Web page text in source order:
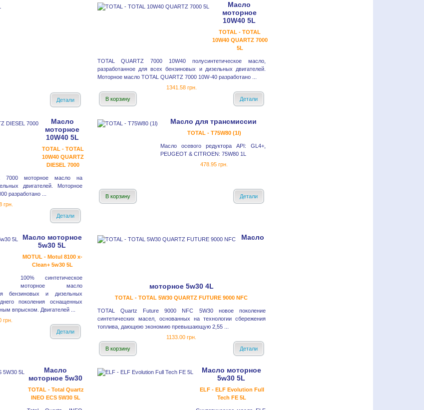
Детали
Масло
моторное
10W40 5L
TOTAL - TOTAL
10W40 QUARTZ 7000
5L
TOTAL QUARTZ 7000 10W40 полусинтетическое масло,
разработанное для всех бензиновых и дизельных двигателей.
Моторное масло TOTAL QUARTZ 7000 10W-40 разработано ...
1341.58 грн.
В корзину
Детали
Масло
моторное
10W40 5L
TOTAL - TOTAL
10W40 QUARTZ
DIESEL 7000
7000 моторное масло на
двигателей. Моторное
разработано ...
грн.
Детали
Масло для трансмиссии
TOTAL - T75W80 (1l)
Масло осевого редуктора API: GL4+,
PEUGEOT & CITROEN: 75W80 1L
478.95 грн.
В корзину Детали
Масло моторное
5w30 5L
MOTUL - Motul 8100 x-
Clean+ 5w30 5L
100% синтетическое
моторное масло
бензиновых и дизельных
поколения оснащенных
впрыском. Двигателей ...
грн.
Детали
Масло
моторное 5w30 4L
TOTAL - TOTAL 5W30 QUARTZ FUTURE 9000 NFC
TOTAL Quartz Future 9000 NFC 5W30 новое поколение
синтетических масел, основанных на технологии сбережения
топлива, дающюю экономию превышающую 2,55 ...
1133.00 грн.
В корзину
Детали
Масло
моторное 5w30
TOTAL - Total Quartz
INEO ECS 5W30 5L
Масло моторное
5w30 5L
ELF - ELF Evolution Full
Tech FE 5L